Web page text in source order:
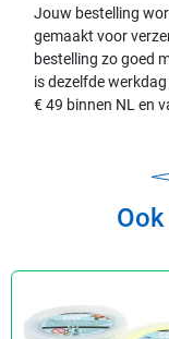
Jouw bestelling
gemaakt voor
bestelling zo goed
is dezelfde
€ 49 binnen NL en